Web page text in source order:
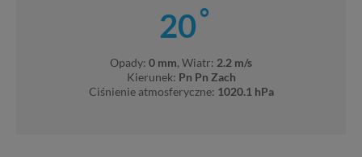
20°
Opady: 0 mm, Wiatr: 2.2 m/s
Kierunek: Pn Pn Zach
Ciśnienie atmosferyczne: 1020.1 hPa